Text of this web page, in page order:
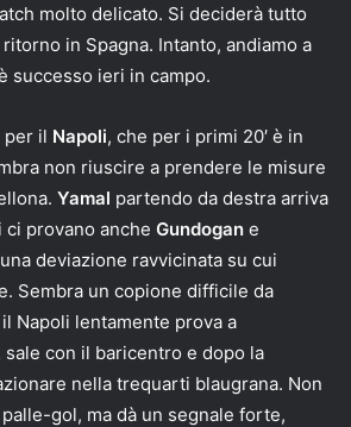
molto delicato. Si deciderà tutto
in Spagna. Intanto, andiamo a
successo ieri in campo.
per il Napoli, che per i primi 20′ è in
non riuscire a prendere le misure
Yamal partendo da destra arriva
provano anche Gundogan e
deviazione ravvicinata su cui
Sembra un copione difficile da
Napoli lentamente prova a
sale con il baricentro e dopo la
nella trequarti blaugrana. Non
gol, ma dà un segnale forte,